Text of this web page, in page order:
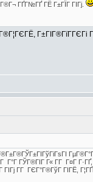
ГҐГ№ГҐ ГЁ Г±ГЇГ ГІГј.
ГЎГ®ГІГ Г« Г­Г Г¤Г
Г­Г ГЄГ°Г®ГўГ ГІГЁ,